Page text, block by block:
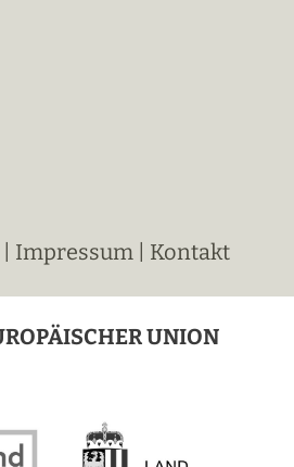
Impressum Kontakt
UNION